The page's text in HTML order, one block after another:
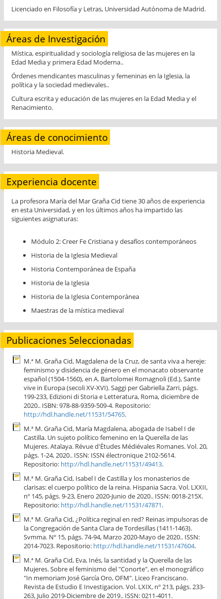
Licenciado en Filosofía y Letras, Universidad Autónoma de Madrid.
Áreas de Investigación
Mística, espiritualidad y sociología religiosa de las mujeres en la
Edad Media y primera Edad Moderna..
Órdenes mendicantes masculinas y femeninas en la Iglesia, la
política y la sociedad medievales..
Cultura escrita y educación de las mujeres en la Edad Media y el
Renacimiento.
Áreas de conocimiento
Historia Medieval.
Experiencia docente
La profesora María del Mar Graña Cid tiene 30 años de experiencia
en esta Universidad, y en los últimos años ha impartido las
siguientes asignaturas:
Módulo 2: Creer Fe Cristiana y desafíos contemporáneos
Historia de la Iglesia Medieval
Historia Contemporánea de España
Historia de la Iglesia
Historia de la Iglesia Contemporánea
Maestras de la mística medieval
Publicaciones Seleccionadas
M.ª M. Graña Cid, Magdalena de la Cruz, de santa viva a hereje:
feminismo y disidencia de género en el monacato observante
español (1504-1560), en A. Bartolomei Romagnoli (Ed.), Sante
vive in Europa (secoli XV-XVI). Saggi per Gabriella Zarri, págs.
199-233, Edizioni di Storia e Letteratura, Roma, diciembre de
2020.. ISBN: 978-88-9359-509-4. Repositorio:
http://hdl.handle.net/11531/54765.
M.ª M. Graña Cid, María Magdalena, abogada de Isabel I de
Castilla. Un sujeto político femenino en la Querella de las
Mujeres. Atalaya. Révue d'Études Médiévales Romanes. Vol. 20,
págs. 1-24, 2020.. ISSN: ISSN électronique 2102-5614.
Repositorio: http://hdl.handle.net/11531/49413.
M.ª M. Graña Cid, Isabel I de Castilla y los monasterios de
clarisas: el cuerpo político de la reina. Hispania Sacra. Vol. LXXII,
nº 145, págs. 9-23, Enero 2020-Junio de 2020.. ISSN: 0018-215X.
Repositorio: http://hdl.handle.net/11531/47871.
M.ª M. Graña Cid, ¿Política reginal en red? Reinas impulsoras de
la Congregación de Santa Clara de Tordesillas (1411-1463).
Svmma. Nº 15, págs. 74-94, Marzo 2020-Mayo de 2020.. ISSN:
2014-7023. Repositorio: http://hdl.handle.net/11531/47604.
M.ª M. Graña Cid, Eva, Inés, la santidad y la Querella de las
Mujeres. Sobre el feminismo del "Conorte", en el monográfico
"In memoriam José García Oro, OFM". Liceo Franciscano.
Revista de Estudio E Investigacion. Vol. LXIX, nº 213, págs. 233-
263, Julio 2019-Diciembre de 2019.. ISSN: 0211-4011.